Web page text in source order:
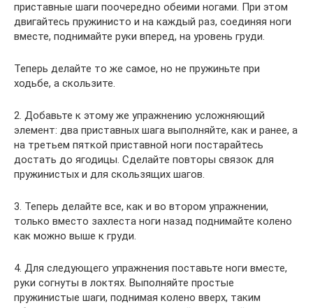
приставные шаги поочередно обеими ногами. При этом
двигайтесь пружинисто и на каждый раз, соединяя ноги
вместе, поднимайте руки вперед, на уровень груди.
Теперь делайте то же самое, но не пружиньте при
ходьбе, а скользите.
2. Добавьте к этому же упражнению усложняющий
элемент: два приставных шага выполняйте, как и ранее, а
на третьем пяткой приставной ноги постарайтесь
достать до ягодицы. Сделайте повторы связок для
пружинистых и для скользящих шагов.
3. Теперь делайте все, как и во втором упражнении,
только вместо захлеста ноги назад поднимайте колено
как можно выше к груди.
4. Для следующего упражнения поставьте ноги вместе,
руки согнуты в локтях. Выполняйте простые
пружинистые шаги, поднимая колено вверх, таким